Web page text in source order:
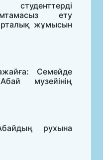
ету
жұмысын
Семейде
музейінің
рухына